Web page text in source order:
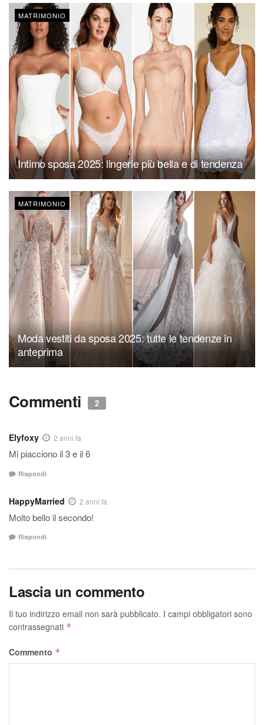
MATRIMONIO
Intimo sposa 2025: lingerie più bella e di tendenza
MATRIMONIO
Moda vestiti da sposa 2025: tutte le tendenze in
anteprima
Commenti 2
Elyfoxy 2 anni fa
Mi piacciono il 3 e il 6
Rispondi
HappyMarried 2 anni fa
Molto bello il secondo!
Rispondi
Lascia un commento
Il tuo indirizzo email non sarà pubblicato. I campi obbligatori sono
contrassegnati *
Commento *